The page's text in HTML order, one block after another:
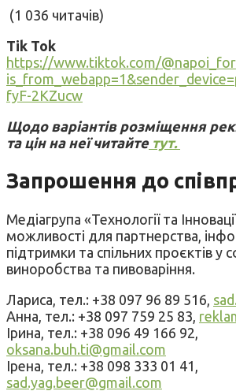
(1 036 читачів)
Tik Tok
https://www.tiktok.com/
fyF-2KZucw
Щодо варіантів розміщення
та цін на неї читайтетут.
Запрошення до
Медіагрупа «Технології та
можливості для партнерства,
підтримки та спільних проєктів у
виноробства та пивоваріння.
Лариса, тел.: +38 097 96 89 516,
Анна, тел.: +38 097 759 25 83,
Ірина, тел.: +38 096 49 166 92,
oksana.buh.ti@gmail.com
Ірена, тел.: +38 098 333 01 41,
sad.yag.beer@gmail.com